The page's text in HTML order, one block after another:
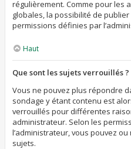
régulièrement. Comme pour les
globales, la possibilité de
permissions définies par
Haut
Que sont les sujets verrouillés ?
Vous ne pouvez plus répondre
sondage y étant contenu est
verrouillés pour différentes
administrateur. Selon les
l’administrateur, vous pouvez
sujets.